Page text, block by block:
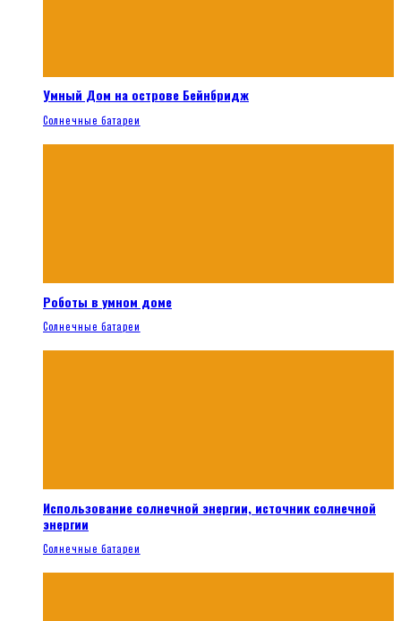
Умный Дом на острове Бейнбридж
Солнечные батареи
Роботы в умном доме
Солнечные батареи
Использование солнечной энергии, источник солнечной
энергии
Солнечные батареи